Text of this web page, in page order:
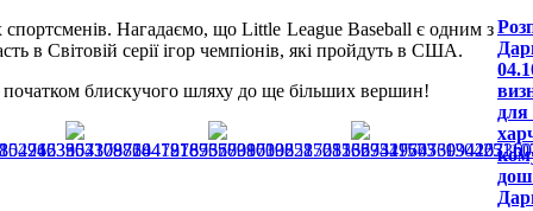
спортсменів. Нагадаємо, щоLittle League Baseball є одним з
в Світовій серії ігор чемпіонів, які пройдуть в США.
блискучого шляху до ще більших вершин!
для